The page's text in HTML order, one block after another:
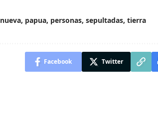
nueva, papua, personas, sepultadas, tierra
Facebook Twitter